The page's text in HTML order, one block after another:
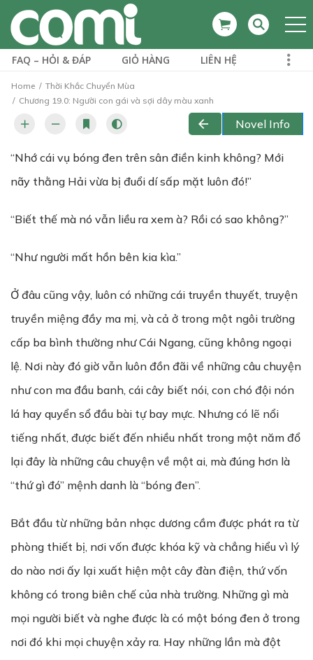
FAQ – HỎI & ĐÁP GIỎ HÀNG LIÊN HỆ
Home
Thời Khắc Chuyển Mùa
Chương 19.0: Người con gái và sợi dây màu xanh
Novel Info
“Nhớ cái vụ bóng đen trên sân điền kinh không? Mới
nãy thằng Hải vừa bị đuổi dí sấp mặt luôn đó!”
“Biết thế mà nó vẫn liều ra xem à? Rồi có sao không?”
“Như người mất hồn bên kia kìa.”
Ở đâu cũng vậy, luôn có những cái truyền thuyết, truyện
truyền miệng đầy ma mị, và cả ở trong một ngôi trường
cấp ba bình thường như Cái Ngang, cũng không ngoại
lệ. Nơi này đó giờ vẫn luôn đồn đãi về những câu chuyện
như con ma đầu banh, cái cây biết nói, con chó đội nón
lá hay quyển sổ đầu bài tự bay mực. Nhưng có lẽ nổi
tiếng nhất, được biết đến nhiều nhất trong một năm đổ
lại đây là những câu chuyện về một ai, mà đúng hơn là
“thứ gì đó” mệnh danh là “bóng đen”.
Bắt đầu từ những bản nhạc dương cầm được phát ra từ
phòng thiết bị, nơi vốn được khóa kỹ và chẳng hiểu vì lý
do nào nơi ấy lại xuất hiện một cây đàn điện, thứ vốn
không có trong biên chế của nhà trường. Những gì mà
mọi người biết và nghe được là có một bóng đen ở trong
nơi đó khi mọi chuyện xảy ra. Hay những lần mà đột